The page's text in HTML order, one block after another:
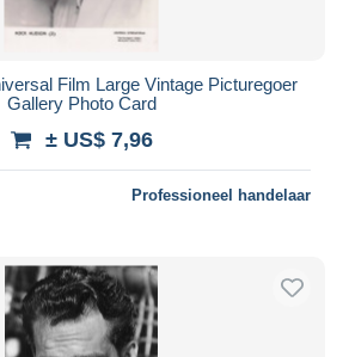
Film Large Vintage Picturegoer
Gallery Photo Card
± US$ 7,96
Professioneel handelaar